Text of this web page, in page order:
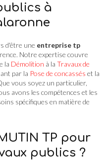
à
d'être une entreprise tp
Notre expertise couvre
la Démolition à la Travaux de
par la Pose de concassés et la
vous soyez un particulier,
avons les compétences et les
spécifiques en matière de
TP pour
publics ?